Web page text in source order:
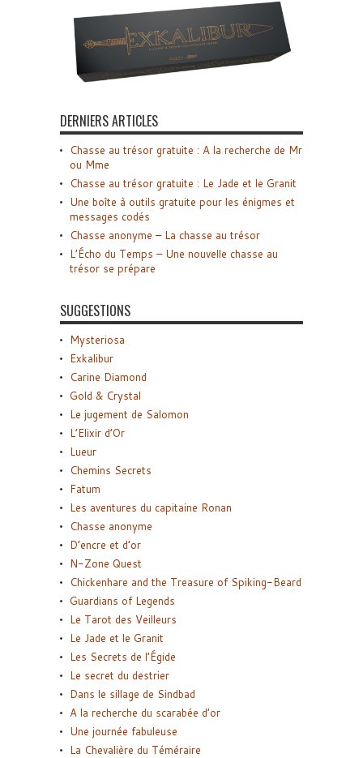
DERNIERS ARTICLES
Chasse au trésor gratuite : A la recherche de Mr
ou Mme
Chasse au trésor gratuite : Le Jade et le Granit
Une boîte à outils gratuite pour les énigmes et
messages codés
Chasse anonyme – La chasse au trésor
L’Écho du Temps – Une nouvelle chasse au
trésor se prépare
SUGGESTIONS
Mysteriosa
Exkalibur
Carine Diamond
Gold & Crystal
Le jugement de Salomon
L’Elixir d’Or
Lueur
Chemins Secrets
Fatum
Les aventures du capitaine Ronan
Chasse anonyme
D’encre et d’or
N-Zone Quest
Chickenhare and the Treasure of Spiking-Beard
Guardians of Legends
Le Tarot des Veilleurs
Le Jade et le Granit
Les Secrets de l’Égide
Le secret du destrier
Dans le sillage de Sindbad
A la recherche du scarabée d’or
Une journée fabuleuse
La Chevalière du Téméraire